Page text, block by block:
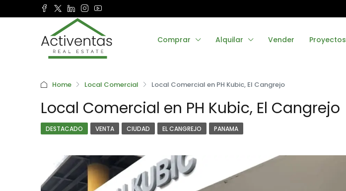
Comprar Alquilar Vender Proyectos
Home Local Comercial Local Comercial en PH Kubic, El Cangrejo
Local Comercial en PH Kubic, El Cangrejo
DESTACADO VENTA CIUDAD EL CANGREJO PANAMA